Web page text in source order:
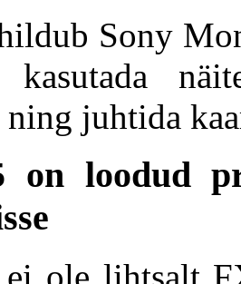
Sony
kasutada
juhtida
on loodud